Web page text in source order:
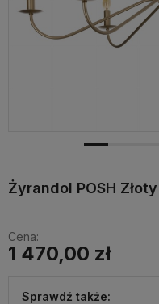
Żyrandol POSH Złoty
Cena:
1 470,00 zł
Sprawdź także: